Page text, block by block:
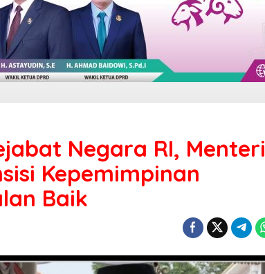
Negara RI, Menteri
Kepemimpinan
Baik